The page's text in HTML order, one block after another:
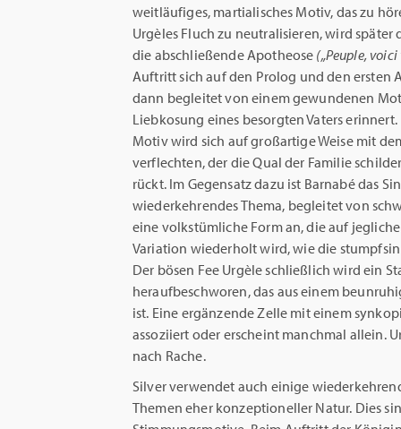
weitläufiges, martialisches Motiv, das zu
Urgèles Fluch zu neutralisieren, wird
die abschließende Apotheose („Peuple,
Auftritt sich auf den Prolog und den ersten
dann begleitet von einem gewundenen
Liebkosung eines besorgten Vaters
Motiv wird sich auf großartige Weise mit
verflechten, der die Qual der Familie
rückt. Im Gegensatz dazu ist Barnabé das
wiederkehrendes Thema, begleitet von
eine volkstümliche Form an, die auf
Variation wiederholt wird, wie die
Der bösen Fee Urgèle schließlich wird ein
heraufbeschworen, das aus einem
ist. Eine ergänzende Zelle mit einem
assoziiert oder erscheint manchmal allein.
nach Rache.
Silver verwendet auch einige
Themen eher konzeptioneller Natur. Dies